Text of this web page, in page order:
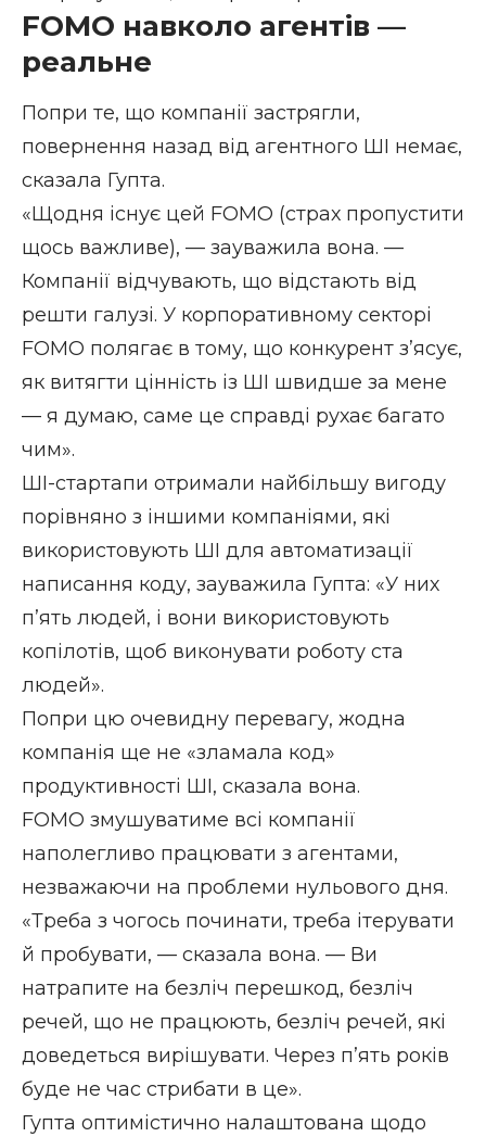
FOMO навколо агентів —
реальне
Попри те, що компанії застрягли,
повернення назад від агентного ШІ немає,
сказала Гупта.
«Щодня існує цей FOMO (страх пропустити
щось важливе), — зауважила вона. —
Компанії відчувають, що відстають від
решти галузі. У корпоративному секторі
FOMO полягає в тому, що конкурент з’ясує,
як витягти цінність із ШІ швидше за мене
— я думаю, саме це справді рухає багато
чим».
ШІ-стартапи отримали найбільшу вигоду
порівняно з іншими компаніями, які
використовують ШІ для автоматизації
написання коду, зауважила Гупта: «У них
п’ять людей, і вони використовують
копілотів, щоб виконувати роботу ста
людей».
Попри цю очевидну перевагу, жодна
компанія ще не «зламала код»
продуктивності ШІ, сказала вона.
FOMO змушуватиме всі компанії
наполегливо працювати з агентами,
незважаючи на проблеми нульового дня.
«Треба з чогось починати, треба ітерувати
й пробувати, — сказала вона. — Ви
натрапите на безліч перешкод, безліч
речей, що не працюють, безліч речей, які
доведеться вирішувати. Через п’ять років
буде не час стрибати в це».
Гупта оптимістично налаштована щодо